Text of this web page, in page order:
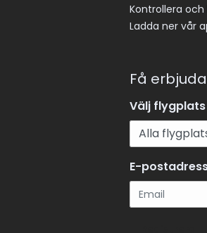
Kontrollera
Ladda ner vår
Få
Välj flygplats
E-